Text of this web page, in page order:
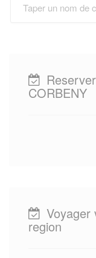
CORBENY
Voyager
region